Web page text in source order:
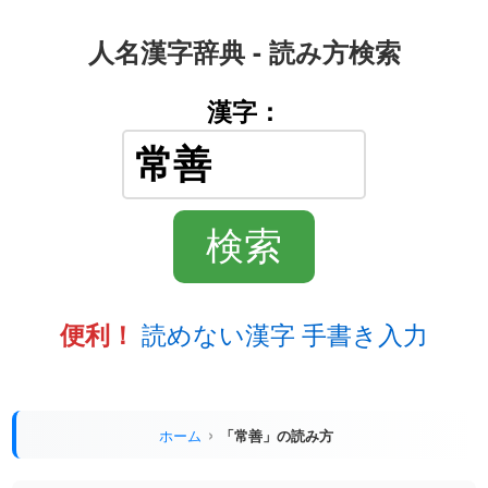
人名漢字辞典 - 読み方検索
漢字：
便利！ 読めない漢字 手書き入力
ホーム 「常善」の読み方